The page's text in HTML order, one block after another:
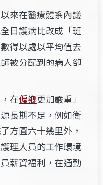
來在醫療體系內議
日護病比改成「班
得以處以平均值去
被分配到的病人卻
在偏鄉更加嚴重」
長期不足，例如衛
方圓六十幾里外，
理人員的工作環境
薪資福利，在通勤